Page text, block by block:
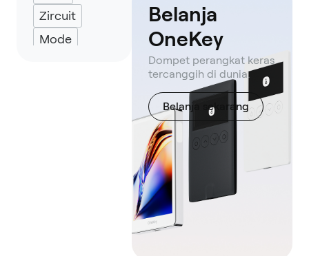
Zircuit
Mode
Belanja
OneKey
Dompet perangkat keras
tercanggih di dunia.
Belanja sekarang